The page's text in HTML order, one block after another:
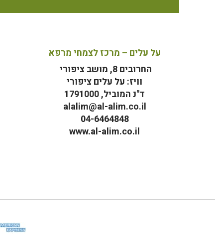
על עלים – מרכז לצמחי מרפא
החרובים 8, מושב ציפורי
וויז: על עלים ציפורי
ד"נ המוביל, 1791000
alalim@al-alim.co.il
04-6464848
www.al-alim.co.il